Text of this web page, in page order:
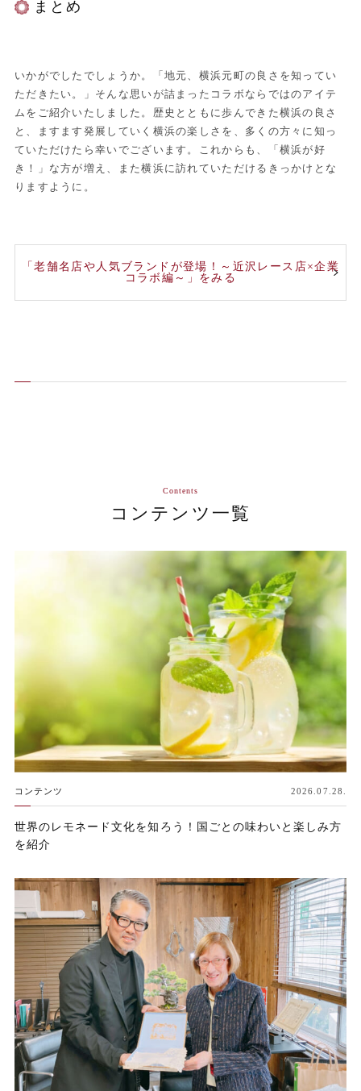
まとめ
いかがでしたでしょうか。「地元、横浜元町の良さを知ってい
ただきたい。」そんな思いが詰まったコラボならではのアイテ
ムをご紹介いたしました。歴史とともに歩んできた横浜の良さ
と、ますます発展していく横浜の楽しさを、多くの方々に知っ
ていただけたら幸いでございます。これからも、「横浜が好
き！」な方が増え、また横浜に訪れていただけるきっかけとな
りますように。
「老舗名店や人気ブランドが登場！～近沢レース店×企業
コラボ編～」をみる
コンテンツ一覧
Contents
コンテンツ 2026.07.28.
世界のレモネード文化を知ろう！国ごとの味わいと楽しみ方
を紹介